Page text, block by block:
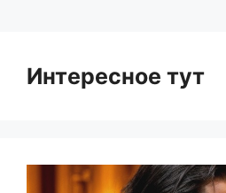
Интересное тут